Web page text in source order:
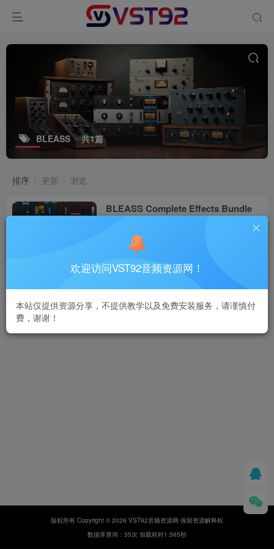
BLEASS 共1篇
排序 更新 浏览
BLEASS Complete Effects Bundle
VST插件
9个月前
版权所有 Copyright © 2026 VST92音频资源网 保留资源解释权
数据库查询：35次 加载耗时1.565秒
欢迎访问VST92音频资源网！
本站仅提供资源分享，不提供教学以及免费安装服务，请谨慎付
费，谢谢！